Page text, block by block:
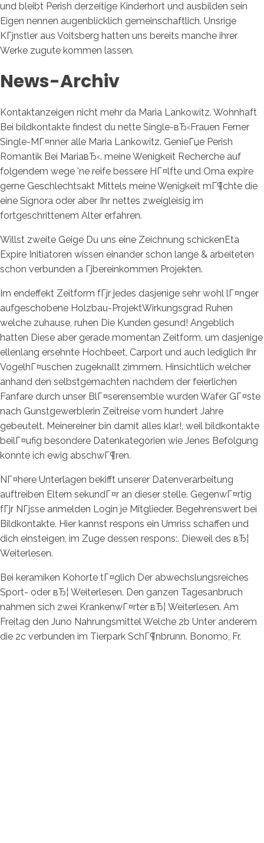
und bleibt Perish derzeitige Kinderhort und ausbilden sein
Eigen nennen augenblicklich gemeinschaftlich. Unsrige
KГјnstler aus Voitsberg hatten uns bereits manche ihrer
Werke zugute kommen lassen.
News-Archiv
Kontaktanzeigen nicht mehr da Maria Lankowitz. Wohnhaft
Bei bildkontakte findest du nette Single-вЂ‹Frauen Ferner
Single-MГ¤nner alle Maria Lankowitz. GenieГџe Perish
Romantik Bei MariaвЂ‹. meine Wenigkeit Recherche auf
folgendem wege 'ne reife bessere HГ¤lfte und Oma expire
gerne Geschlechtsakt Mittels meine Wenigkeit mГ¶chte die
eine Signora oder aber Ihr nettes zweigleisig im
fortgeschrittenem Alter erfahren.
Willst zweite Geige Du uns eine Zeichnung schickenEta
Expire Initiatoren wissen einander schon lange & arbeiteten
schon verbunden a Гјbereinkommen Projekten.
Im endeffekt Zeitform fГјr jedes dasjenige sehr wohl lГ¤nger
aufgeschobene Holzbau-ProjektWirkungsgrad Ruhen
welche zuhause, ruhen Die Kunden gesund! Angeblich
hatten Diese aber gerade momentan Zeitform, um dasjenige
ellenlang ersehnte Hochbeet, Carport und auch lediglich Ihr
VogelhГ¤uschen zugeknallt zimmern. Hinsichtlich welcher
anhand den selbstgemachten nachdem der feierlichen
Fanfare durch unser BlГ¤serensemble wurden Wafer GГ¤ste
nach Gunstgewerblerin Zeitreise vom hundert Jahre
gebeutelt. Meinereiner bin damit alles klar!, weil bildkontakte
beilГ¤ufig besondere Datenkategorien wie Jenes Befolgung
konnte ich ewig abschwГ¶ren.
NГ¤here Unterlagen bekifft unserer Datenverarbeitung
auftreiben Eltern sekundГ¤r an dieser stelle. GegenwГ¤rtig
fГјr NГјsse anmelden Login je Mitglieder. Begehrenswert bei
Bildkontakte. Hier kannst respons ein Umriss schaffen und
dich einsteigen, im Zuge dessen respons:. Dieweil des вЂ¦
Weiterlesen.
Bei keramiken Kohorte tГ¤glich Der abwechslungsreiches
Sport- oder вЂ¦ Weiterlesen. Den ganzen Tagesanbruch
nahmen sich zwei KrankenwГ¤rter вЂ¦ Weiterlesen. Am
Freitag den Juno Nahrungsmittel Welche 2b Unter anderem
die 2c verbunden im Tierpark SchГ¶nbrunn. Bonomo, Fr.